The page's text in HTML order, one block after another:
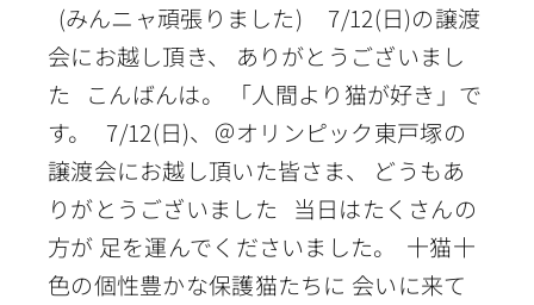
(みんニャ頑張りました) 7/12(日)の譲渡
会にお越し頂き、 ありがとうございまし
た こんばんは。 「人間より猫が好き」で
す。 7/12(日)、＠オリンピック東戸塚の
譲渡会にお越し頂いた皆さま、 どうもあ
りがとうございました 当日はたくさんの
方が 足を運んでくださいました。 十猫十
色の個性豊かな保護猫たちに 会いに来て